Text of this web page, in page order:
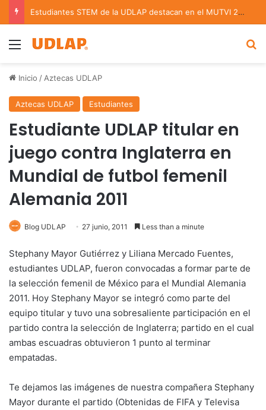
Estudiantes STEM de la UDLAP destacan en el MUTVI 2026
Menu
Inicio / Aztecas UDLAP
Aztecas UDLAP Estudiantes
Estudiante UDLAP titular en
juego contra Inglaterra en
Mundial de futbol femenil
Alemania 2011
Blog UDLAP 27 junio, 2011 Less than a minute
Stephany Mayor Gutiérrez y Liliana Mercado Fuentes,
estudiantes UDLAP, fueron convocadas a formar parte de
la selección femenil de México para el Mundial Alemania
2011. Hoy Stephany Mayor se integró como parte del
equipo titular y tuvo una sobresaliente participación en el
partido contra la selección de Inglaterra; partido en el cual
ambas escuadras obtuvieron 1 punto al terminar
empatadas.
Te dejamos las imágenes de nuestra compañera Stephany
Mayor durante el partido (Obtenidas de FIFA y Televisa